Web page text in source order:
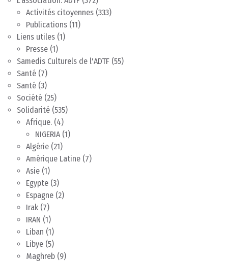
Activités citoyennes (333)
Publications (11)
Liens utiles (1)
Presse (1)
Samedis Culturels de l'ADTF (55)
Santé (7)
Santé (3)
Société (25)
Solidarité (535)
Afrique. (4)
NIGERIA(1)
Algérie (21)
Amérique Latine (7)
Asie (1)
Egypte (3)
Espagne (2)
Irak (7)
IRAN (1)
Liban (1)
Libye (5)
Maghreb (9)